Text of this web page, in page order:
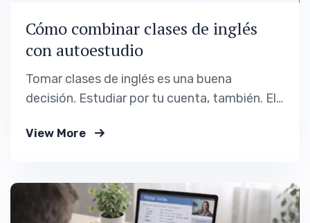
Cómo combinar clases de inglés
con autoestudio
Tomar clases de inglés es una buena
decisión. Estudiar por tu cuenta, también. El
se coordinan. Muchas personas hacen clases
haciendo lo correcto. Aprender cómo
combinar clases de…
View More